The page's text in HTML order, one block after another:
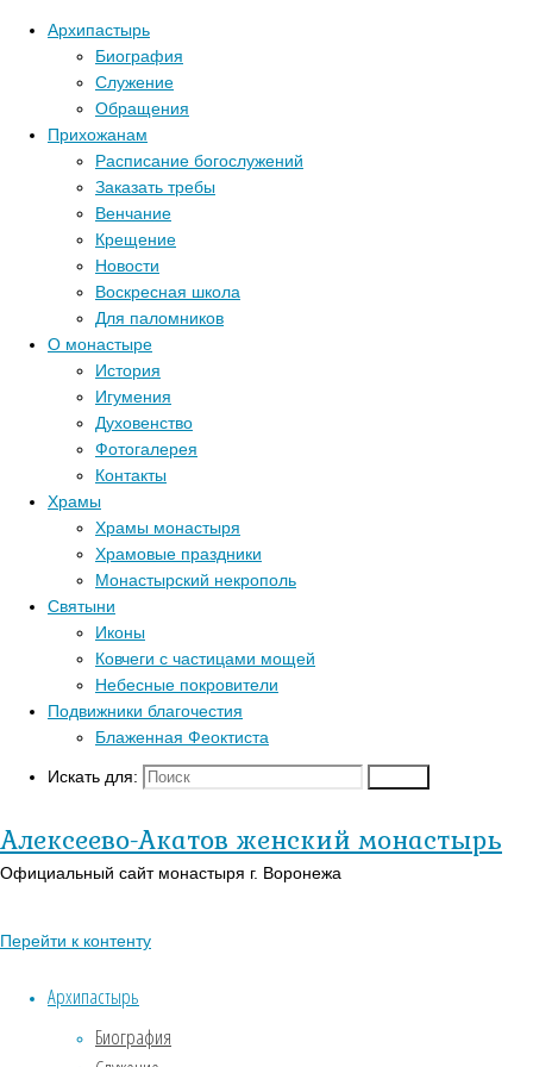
Архипастырь
Биография
Служение
Обращения
Прихожанам
Расписание богослужений
Заказать требы
Венчание
Крещение
Новости
Воскресная школа
Для паломников
О монастыре
История
Игумения
Духовенство
Фотогалерея
Контакты
Храмы
Храмы монастыря
Храмовые праздники
Монастырский некрополь
Святыни
Иконы
Ковчеги с частицами мощей
Небесные покровители
Подвижники благочестия
Блаженная Феоктиста
Искать для:
Алексеево-Акатов женский монастырь
Официальный сайт монастыря г. Воронежа
Перейти к контенту
Архипастырь
Биография
Главная
страница
Актуально
Преображение
Господне
18.08.2025
августа
Православная
Популярные записи
Блаженная Феоктиста
Контакты
Для паломников
История
Заказать требы
Святыни
Страницы
Духовный кант «Матерь
Духовный кант «Слава Богу
В-
Православии.рф